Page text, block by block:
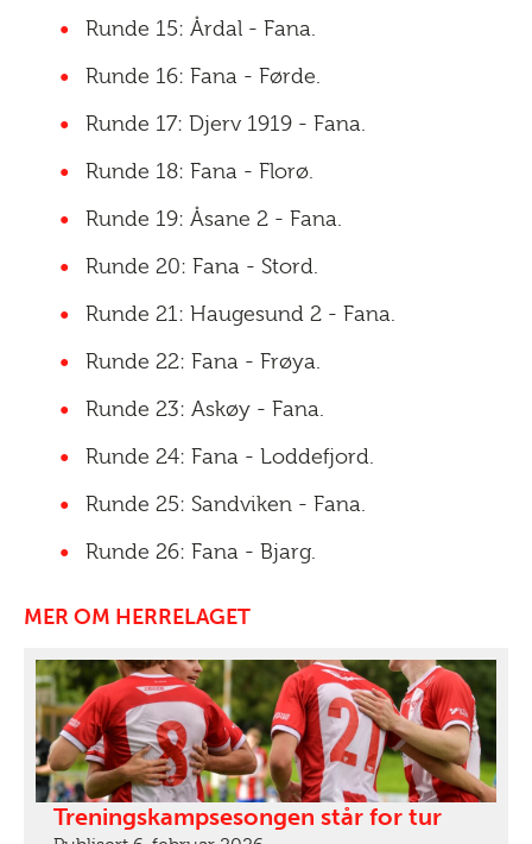
Runde 15: Årdal - Fana.
Runde 16: Fana - Førde.
Runde 17: Djerv 1919 - Fana.
Runde 18: Fana - Florø.
Runde 19: Åsane 2 - Fana.
Runde 20: Fana - Stord.
Runde 21: Haugesund 2 - Fana.
Runde 22: Fana - Frøya.
Runde 23: Askøy - Fana.
Runde 24: Fana - Loddefjord.
Runde 25: Sandviken - Fana.
Runde 26: Fana - Bjarg.
MER OM HERRELAGET
Treningskampsesongen står for tur